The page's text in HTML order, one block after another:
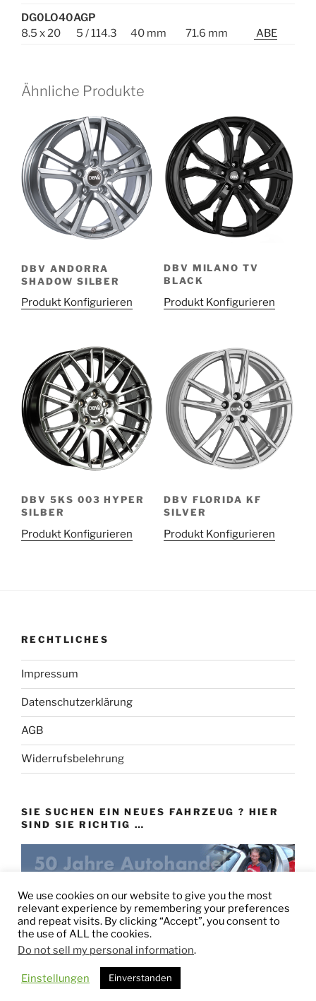
DG0LO40AGP
8.5 x 20
5 / 114.3 40 mm 71.6 mm ABE
Ähnliche Produkte
DBV ANDORRA
SHADOW SILBER
Produkt Konfigurieren
DBV MILANO TV
BLACK
Produkt Konfigurieren
DBV 5KS 003 HYPER
SILBER
Produkt Konfigurieren
DBV FLORIDA KF
SILVER
Produkt Konfigurieren
RECHTLICHES
Impressum
Datenschutzerklärung
AGB
Widerrufsbelehrung
SIE SUCHEN EIN NEUES FAHRZEUG ? HIER
SIND SIE RICHTIG …
eu-autovertrieb.de
Stolz präsentiert von WordPress
We use cookies on our website to give you the most
relevant experience by remembering your preferences
and repeat visits. By clicking “Accept”, you consent to
the use of ALL the cookies.
Do not sell my personal information.
Einstellungen Einverstanden